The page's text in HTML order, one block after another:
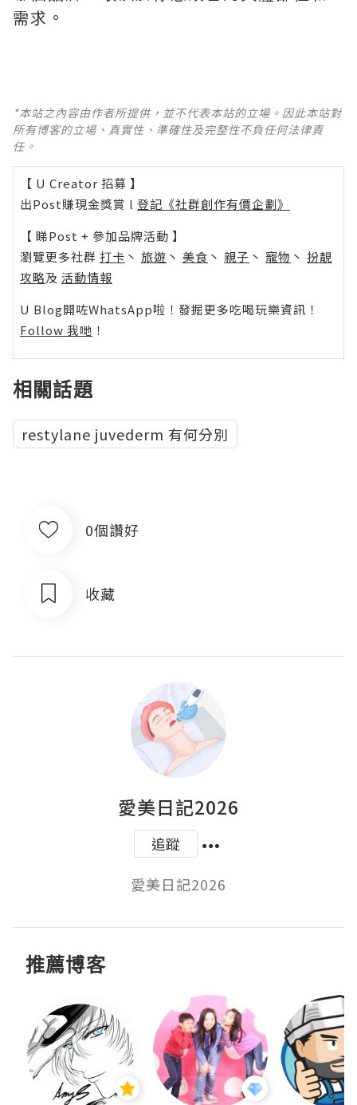
需求。
*本站之內容由作者所提供，並不代表本站的立場。因此本站對
所有博客的立場、真實性、準確性及完整性不負任何法律責
任。
【 U Creator 招募 】
出Post賺現金獎賞 l 登記《社群創作有價企劃》
【 睇Post + 參加品牌活動 】
瀏覽更多社群 打卡 丶 旅遊 丶 美食 丶 親子 丶 寵物 丶 扮靚
攻略及 活動情報
U Blog開咗WhatsApp啦！發掘更多吃喝玩樂資訊！
Follow 我哋 ！
相關話題
restylane juvederm 有何分別
0個讚好
收藏
愛美日記2026
追蹤
愛美日記2026
推薦博客